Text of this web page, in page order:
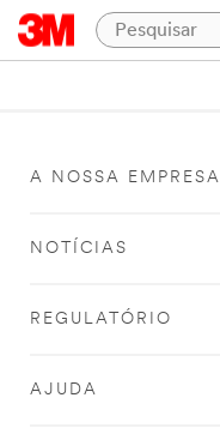
A NOSSA EMPRESA
NOTÍCIAS
REGULATÓRIO
AJUDA